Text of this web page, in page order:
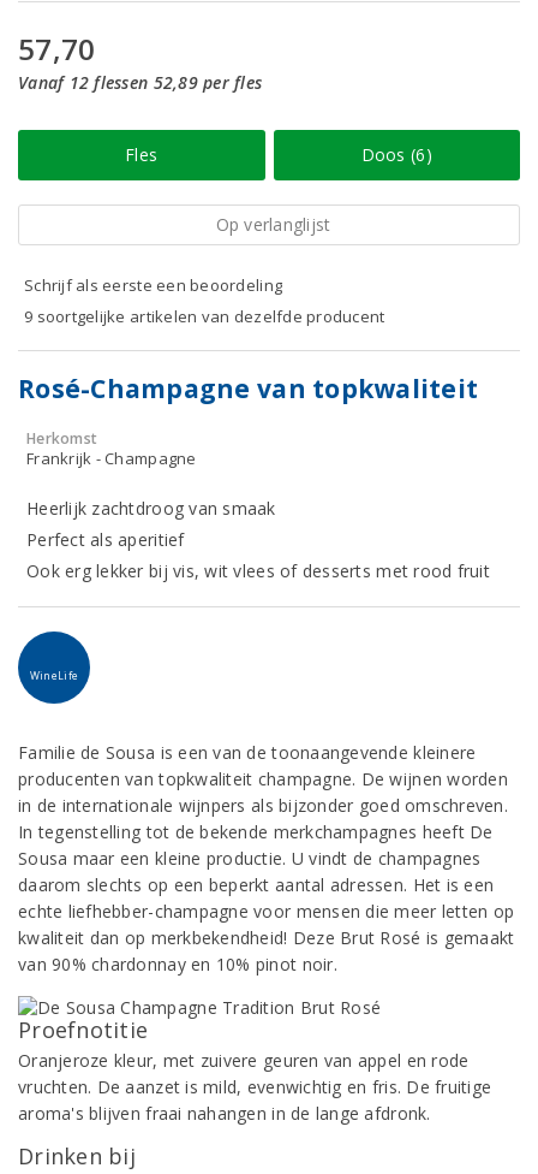
57,70
Vanaf 12 flessen 52,89 per fles
Fles Doos (6)
Op verlanglijst
Schrijf als eerste een beoordeling
9 soortgelijke artikelen van dezelfde producent
Rosé-Champagne van topkwaliteit
Herkomst
Frankrijk - Champagne
Heerlijk zachtdroog van smaak
Perfect als aperitief
Ook erg lekker bij vis, wit vlees of desserts met rood fruit
WineLife
Familie de Sousa is een van de toonaangevende kleinere
producenten van topkwaliteit champagne. De wijnen worden
in de internationale wijnpers als bijzonder goed omschreven.
In tegenstelling tot de bekende merkchampagnes heeft De
Sousa maar een kleine productie. U vindt de champagnes
daarom slechts op een beperkt aantal adressen. Het is een
echte liefhebber-champagne voor mensen die meer letten op
kwaliteit dan op merkbekendheid! Deze Brut Rosé is gemaakt
van 90% chardonnay en 10% pinot noir.
Proefnotitie
Oranjeroze kleur, met zuivere geuren van appel en rode
vruchten. De aanzet is mild, evenwichtig en fris. De fruitige
aroma's blijven fraai nahangen in de lange afdronk.
Drinken bij